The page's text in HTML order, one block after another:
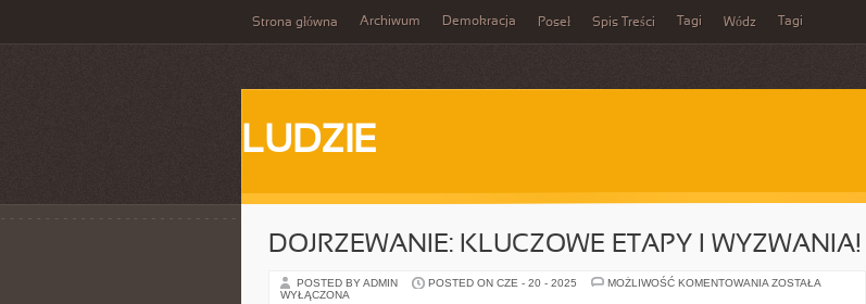
Strona główna Archiwum Demokracja Poseł Spis Treści Tagi Wódz Tagi
LUDZIE
DOJRZEWANIE: KLUCZOWE ETAPY I WYZWANIA!
POSTED BY ADMIN POSTED ON CZE - 20 - 2025 MOŻLIWOŚĆ KOMENTOWANIA DOJRZEWANIE:
ZOSTAŁA
WYŁĄCZONA